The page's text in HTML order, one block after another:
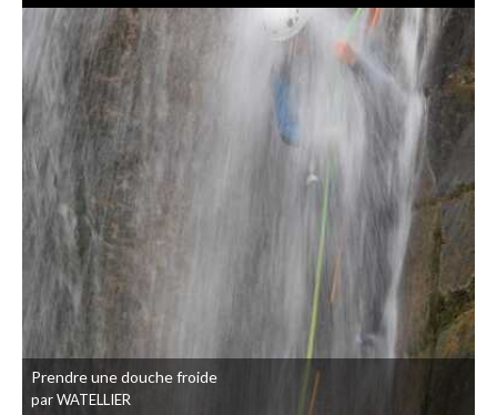
Prendre une douche froide
par WATELLIER